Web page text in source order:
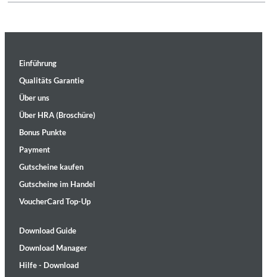
Einführung
Qualitäts Garantie
Über uns
Über HRA (Broschüre)
Bonus Punkte
Payment
Gutscheine kaufen
Gutscheine im Handel
VoucherCard Top-Up
Download Guide
Download Manager
Hilfe - Download